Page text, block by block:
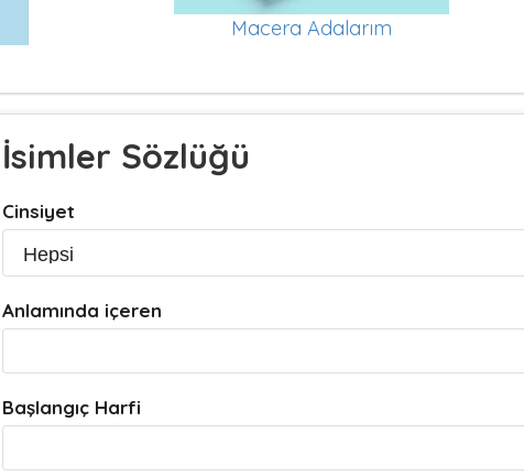
Macera Adalarım
İsimler Sözlüğü
Cinsiyet
Anlamında içeren
Başlangıç Harfi